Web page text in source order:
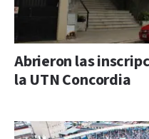
Abrieron las
la UTN Concordia